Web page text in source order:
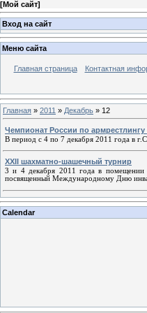
[Мой сайт]
Вход на сайт
Меню сайта
Главная страница Контактная
Главная » 2011 » Декабрь » 12
Чемпионат России по
В период с 4 по 7 декабря 2011 года в
XXII шахматно-шашечный турнир
3 и 4 декабря 2011 года в помещении
посвященный Международному Дню
Calendar